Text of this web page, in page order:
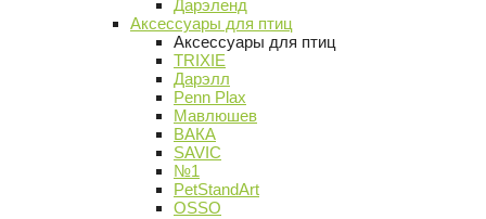
Дарэленд
Аксессуары для птиц
Аксессуары для птиц
TRIXIE
Дарэлл
Penn Plax
Мавлюшев
ВАКА
SAVIC
№1
PetStandArt
OSSO